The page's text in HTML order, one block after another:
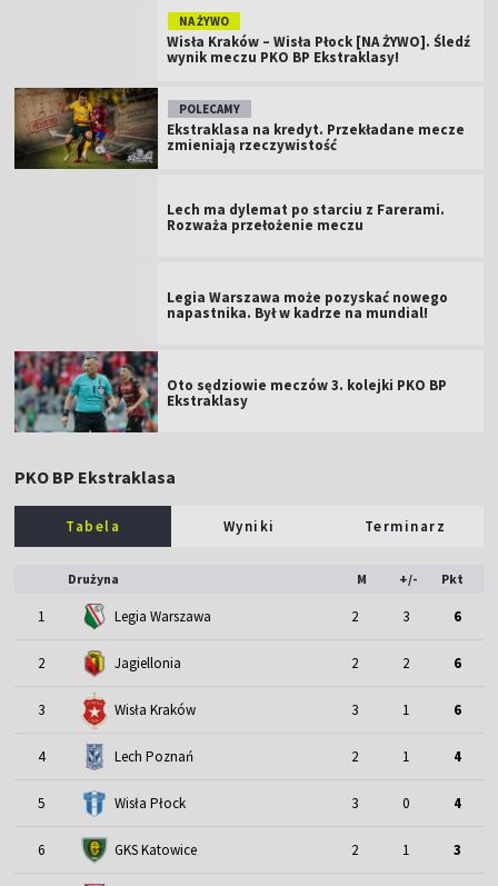
NA ŻYWO
Wisła Kraków – Wisła Płock [NA ŻYWO]. Śledź
wynik meczu PKO BP Ekstraklasy!
POLECAMY
Ekstraklasa na kredyt. Przekładane mecze
zmieniają rzeczywistość
Lech ma dylemat po starciu z Farerami.
Rozważa przełożenie meczu
Legia Warszawa może pozyskać nowego
napastnika. Był w kadrze na mundial!
Oto sędziowie meczów 3. kolejki PKO BP
Ekstraklasy
PKO BP Ekstraklasa
Tabela Wyniki Terminarz
Drużyna M +/- Pkt
1 Legia Warszawa 2 3 6
2 Jagiellonia 2 2 6
3 Wisła Kraków 3 1 6
4 Lech Poznań 2 1 4
5 Wisła Płock 3 0 4
6 GKS Katowice 2 1 3